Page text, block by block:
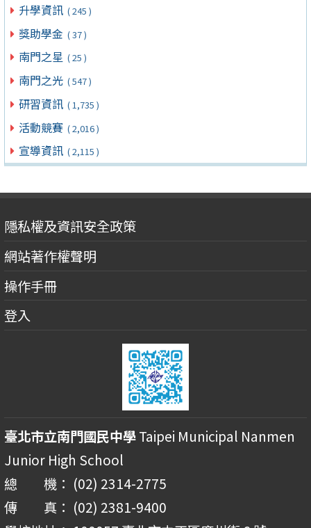
升學資訊 ( 245 )
獎助學金 ( 37 )
南門之星 ( 25 )
南門之光 ( 547 )
研習資訊 ( 1,735 )
活動競賽 ( 2,016 )
宣導資訊 ( 2,115 )
隱私權及資訊安全政策
網站著作權聲明
操作手冊
登入
臺北市立南門國民中學Taipei Municipal Nanmen
Junior High School
總 機： (02) 2314-2775
傳 真： (02) 2381-9400